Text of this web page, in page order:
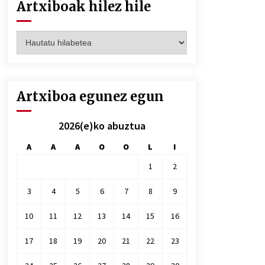
Artxiboak hilez hile
hilez
Artxiboa egunez egun
2026(e)ko abuztua
A A A O O L
I
1
2
3 4 5 6 7 8 9
10 11 12 13 14 15 16
17 18 19 20 21 22 23